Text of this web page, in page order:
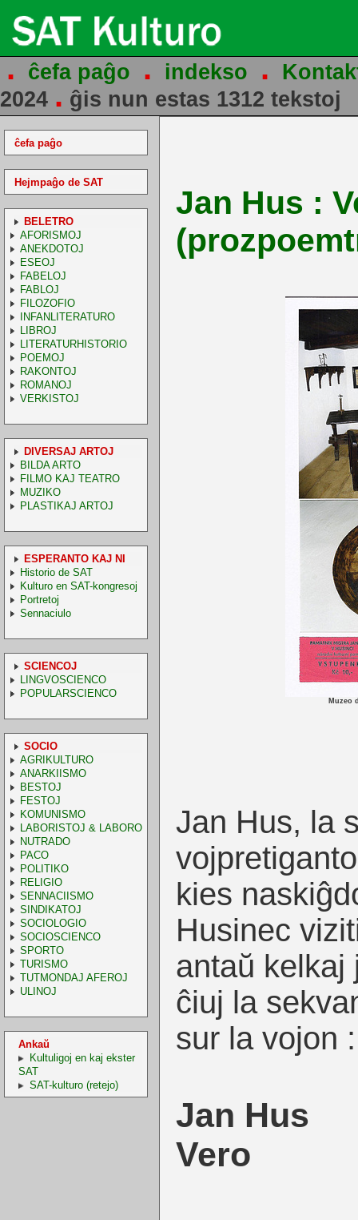
. ĉefa paĝo . indekso .
2024 . ĝis nun estas 1312 tekstoj
ĉefa paĝo
Hejmpaĝo de SAT
BELETRO
AFORISMOJ
ANEKDOTOJ
ESEOJ
FABELOJ
FABLOJ
FILOZOFIO
INFANLITERATURO
LIBROJ
LITERATURHISTORIO
POEMOJ
RAKONTOJ
ROMANOJ
VERKISTOJ
DIVERSAJ ARTOJ
BILDA ARTO
FILMO KAJ TEATRO
MUZIKO
PLASTIKAJ ARTOJ
ESPERANTO KAJ NI
Historio de SAT
Kulturo en SAT-kongresoj
Portretoj
Sennaciulo
SCIENCOJ
LINGVOSCIENCO
POPULARSCIENCO
SOCIO
AGRIKULTURO
ANARKIISMO
BESTOJ
FESTOJ
KOMUNISMO
LABORISTOJ & LABORO
NUTRADO
PACO
POLITIKO
RELIGIO
SENNACIISMO
SINDIKATOJ
SOCIOLOGIO
SOCIOSCIENCO
SPORTO
TURISMO
TUTMONDAJ AFEROJ
ULINOJ
Ankaŭ
Kultuligoj en kaj ekster
SAT
SAT-kulturo (retejo)
Jan Hus :
Muzeo
Jan Hus, la
kies
Husinec
antaŭ kelkaj
ĉiuj la
sur la vojon :
Jan Hus
Vero